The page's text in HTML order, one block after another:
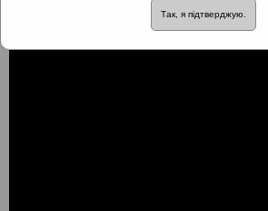
Так, я підтверджую.